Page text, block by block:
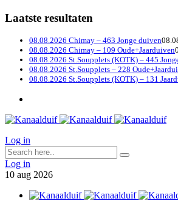
Laatste resultaten
08.08.2026 Chimay – 463 Jonge duiven
08.08.2026 Chimay – 109 Oude+Jaarduiven
08.08.2026 St.Soupplets (KOTK) – 445
08.08.2026 St.Soupplets – 228
08.08.2026 St.Soupplets (KOTK) – 131
Log in
Log in
10 aug 2026